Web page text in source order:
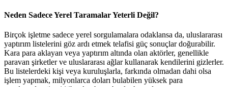
Neden Sadece Yerel Taramalar Yeterli Değil?
Birçok işletme sadece yerel sorgulamalara odaklansa da, uluslararası
yaptırım listelerini göz ardı etmek telafisi güç sonuçlar doğurabilir.
Kara para aklayan veya yaptırım altında olan aktörler, genellikle
paravan şirketler ve uluslararası ağlar kullanarak kendilerini gizlerler.
Bu listelerdeki kişi veya kuruluşlarla, farkında olmadan dahi olsa
işlem yapmak, milyonlarca doları bulabilen yüksek para